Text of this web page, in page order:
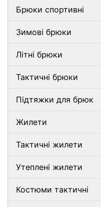
Брюки спортивні
Зимові брюки
Літні брюки
Тактичні брюки
Підтяжки для брюк
Жилети
Тактичні жилети
Утеплені жилети
Костюми тактичні